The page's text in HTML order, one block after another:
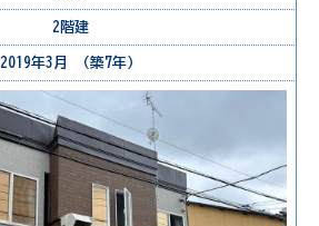
2階建
2019年3月 （築7年）